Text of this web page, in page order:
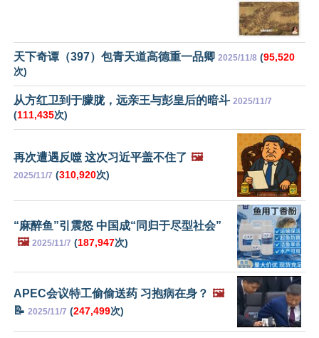
天下奇谭（397）包青天道高德重一品卿 2025/11/8 (95,520
次)
从方红卫到于朦胧，远亲王与彭皇后的暗斗 2025/11/7
(111,435次)
再次遭遇反噬 这次习近平盖不住了 🖼️
2025/11/7 (310,920次)
“麻醉鱼”引震怒 中国成“同归于尽型社会”
🖼️ 2025/11/7 (187,947次)
APEC会议特工偷偷送药 习抱病在身？ 🖼️
📝 2025/11/7 (247,499次)